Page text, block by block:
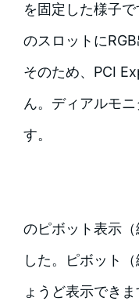
を固定した様子
のスロットに
そのため、PCI
ん。ディアルモ
す。
のピボット表示
した。ピボット
ょうど表示できま